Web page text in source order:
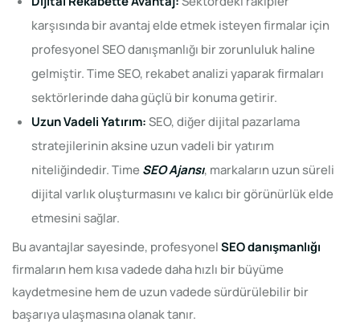
karşısında bir avantaj elde etmek isteyen firmalar için
profesyonel SEO danışmanlığı bir zorunluluk haline
gelmiştir. Time SEO, rekabet analizi yaparak firmaları
sektörlerinde daha güçlü bir konuma getirir.
Uzun Vadeli Yatırım:SEO, diğer dijital pazarlama
stratejilerinin aksine uzun vadeli bir yatırım
niteliğindedir. TimeSEO Ajansı, markaların uzun süreli
dijital varlık oluşturmasını ve kalıcı bir görünürlük elde
etmesini sağlar.
Bu avantajlar sayesinde, profesyonelSEO danışmanlığı
firmaların hem kısa vadede daha hızlı bir büyüme
kaydetmesine hem de uzun vadede sürdürülebilir bir
başarıya ulaşmasına olanak tanır.